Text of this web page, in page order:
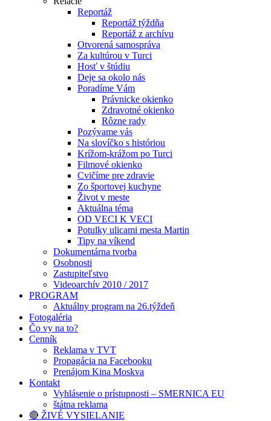
Reportáž
Reportáž týždňa
Reportáž z archívu
Otvorená samospráva
Za kultúrou v Turci
Hosť v štúdiu
Deje sa okolo nás
Poradíme Vám
Právnicke okienko
Zdravotné okienko
Rôzne rady
Pozývame vás
Na slovíčko s históriou
Krížom-krážom po Turci
Filmové okienko
Cvičíme pre zdravie
Zo športovej kuchyne
Život v meste
Aktuálna téma
OD VECI K VECI
Potulky ulicami mesta Martin
Tipy na víkend
Dokumentárna tvorba
Osobnosti
Zastupiteľstvo
Videoarchív 2010 / 2017
PROGRAM
Aktuálny program na 26.týždeň
Fotogaléria
Čo vy na to?
Cenník
Reklama v TVT
Propagácia na Facebooku
Prenájom Kina Moskva
Kontakt
Vyhlásenie o prístupnosti – SMERNICA EU
štátna reklama
🔴 ŽIVÉ VYSIELANIE